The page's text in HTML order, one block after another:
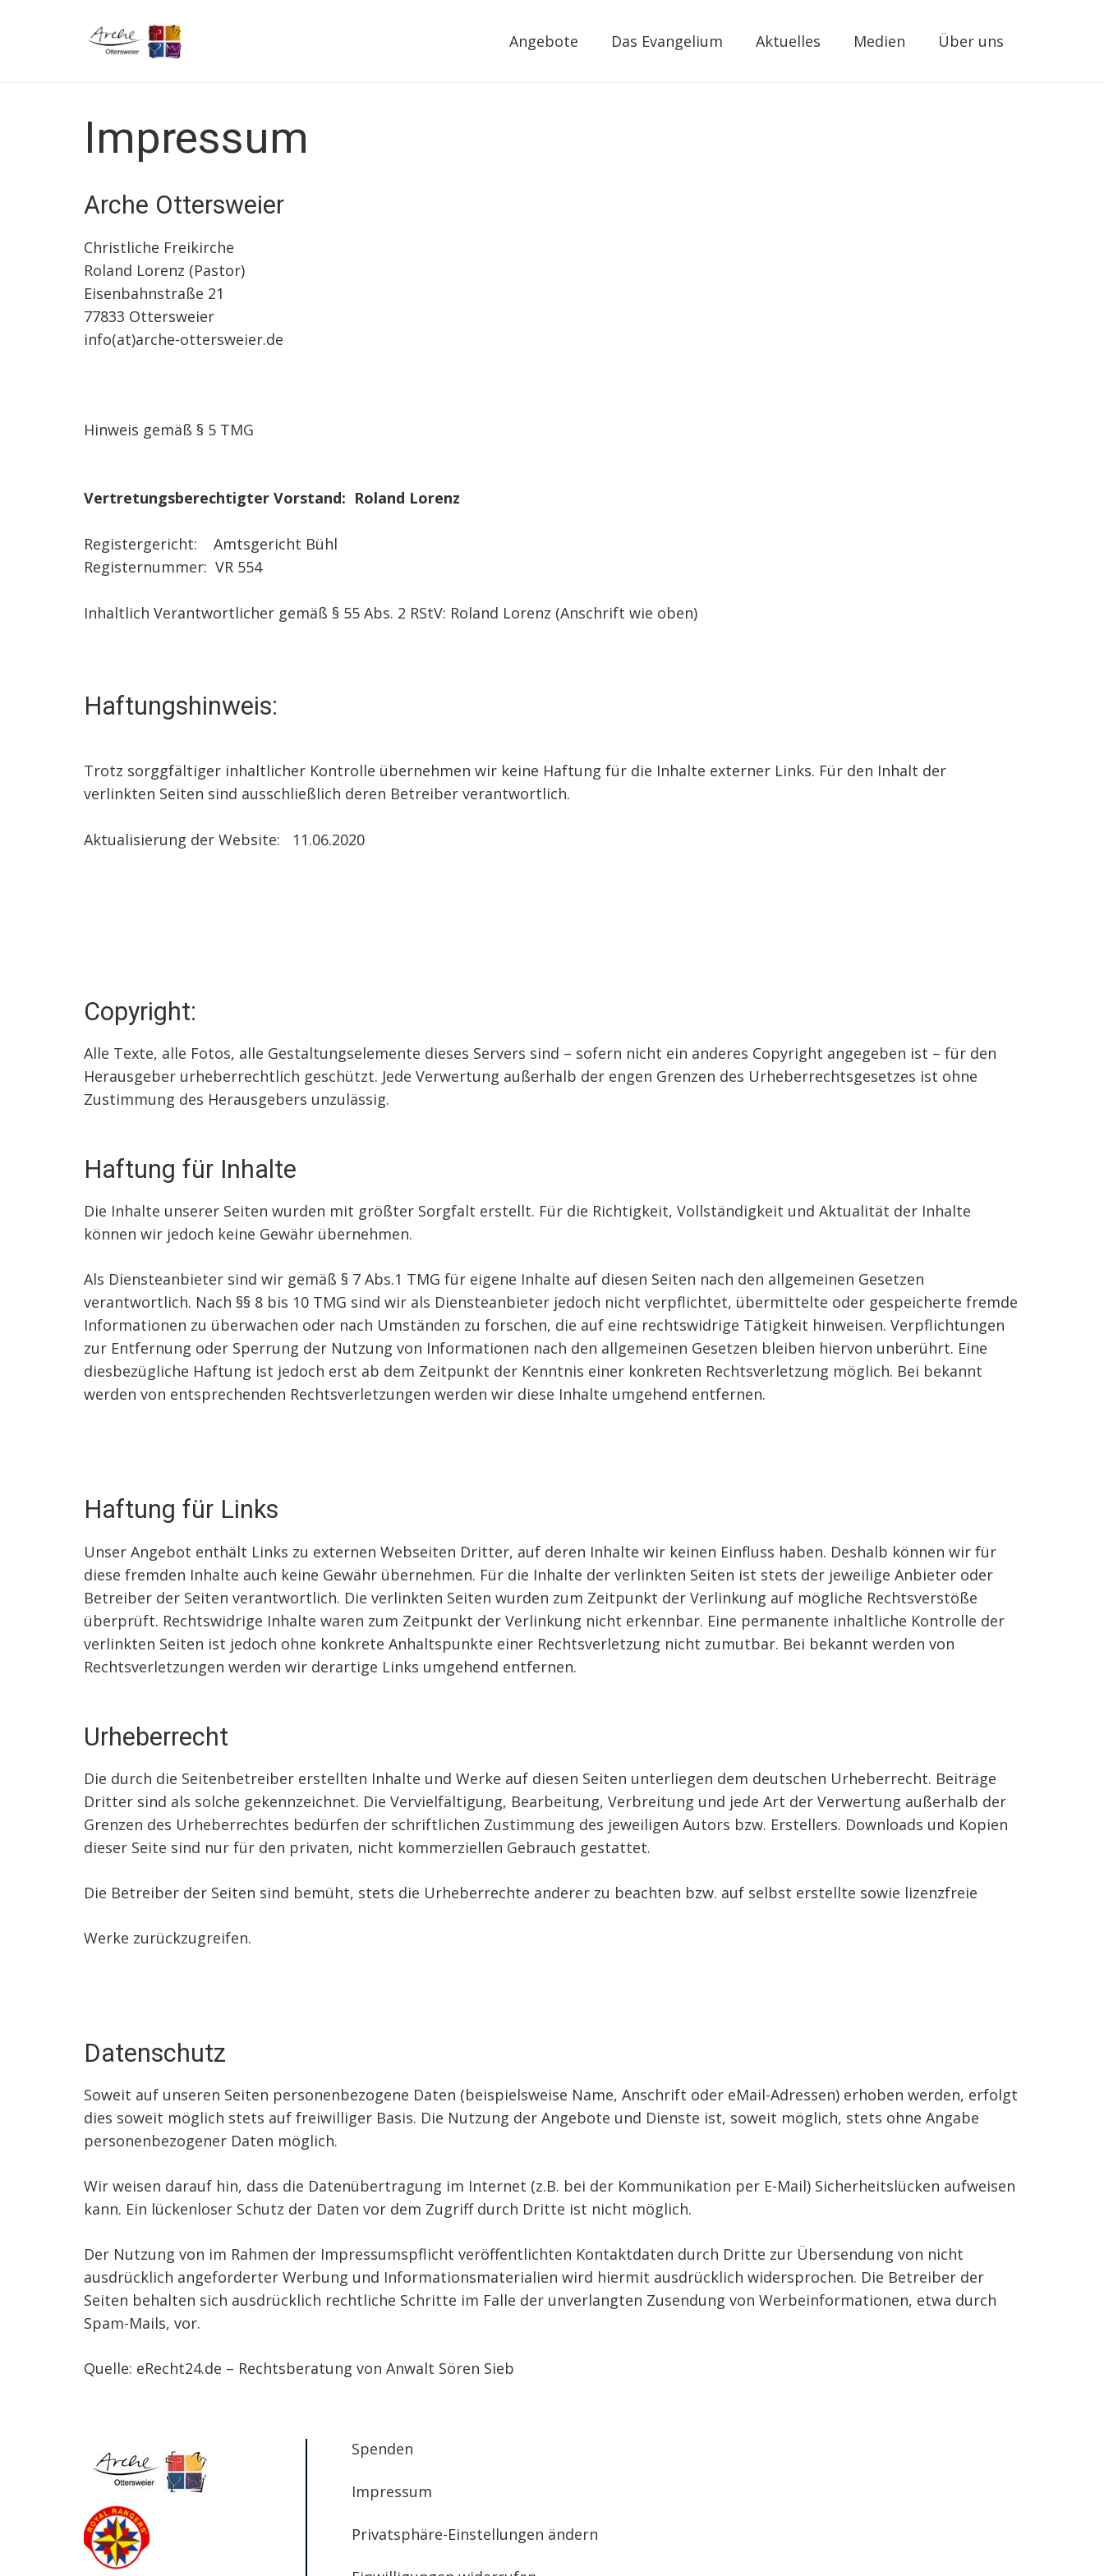
Angebote Das Evangelium Aktuelles Medien Über uns
Impressum
Arche Ottersweier
Christliche Freikirche
Roland Lorenz (Pastor)
Eisenbahnstraße 21
77833 Ottersweier
info(at)arche-ottersweier.de
Hinweis gemäß § 5 TMG
Vertretungsberechtigter Vorstand: Roland Lorenz
Registergericht: Amtsgericht Bühl
Registernummer: VR 554
Inhaltlich Verantwortlicher gemäß § 55 Abs. 2 RStV: Roland Lorenz (Anschrift wie oben)
Haftungshinweis:
Trotz sorggfältiger inhaltlicher Kontrolle übernehmen wir keine Haftung für die Inhalte externer Links. Für den Inhalt der
verlinkten Seiten sind ausschließlich deren Betreiber verantwortlich.
Aktualisierung der Website: 11.06.2020
Copyright:
Alle Texte, alle Fotos, alle Gestaltungselemente dieses Servers sind – sofern nicht ein anderes Copyright angegeben ist – für den
Herausgeber urheberrechtlich geschützt. Jede Verwertung außerhalb der engen Grenzen des Urheberrechtsgesetzes ist ohne
Zustimmung des Herausgebers unzulässig.
Haftung für Inhalte
Die Inhalte unserer Seiten wurden mit größter Sorgfalt erstellt. Für die Richtigkeit, Vollständigkeit und Aktualität der Inhalte
können wir jedoch keine Gewähr übernehmen.
Als Diensteanbieter sind wir gemäß § 7 Abs.1 TMG für eigene Inhalte auf diesen Seiten nach den allgemeinen Gesetzen
verantwortlich. Nach §§ 8 bis 10 TMG sind wir als Diensteanbieter jedoch nicht verpflichtet, übermittelte oder gespeicherte fremde
Informationen zu überwachen oder nach Umständen zu forschen, die auf eine rechtswidrige Tätigkeit hinweisen. Verpflichtungen
zur Entfernung oder Sperrung der Nutzung von Informationen nach den allgemeinen Gesetzen bleiben hiervon unberührt. Eine
diesbezügliche Haftung ist jedoch erst ab dem Zeitpunkt der Kenntnis einer konkreten Rechtsverletzung möglich. Bei bekannt
werden von entsprechenden Rechtsverletzungen werden wir diese Inhalte umgehend entfernen.
Haftung für Links
Unser Angebot enthält Links zu externen Webseiten Dritter, auf deren Inhalte wir keinen Einfluss haben. Deshalb können wir für
diese fremden Inhalte auch keine Gewähr übernehmen. Für die Inhalte der verlinkten Seiten ist stets der jeweilige Anbieter oder
Betreiber der Seiten verantwortlich. Die verlinkten Seiten wurden zum Zeitpunkt der Verlinkung auf mögliche Rechtsverstöße
überprüft. Rechtswidrige Inhalte waren zum Zeitpunkt der Verlinkung nicht erkennbar. Eine permanente inhaltliche Kontrolle der
verlinkten Seiten ist jedoch ohne konkrete Anhaltspunkte einer Rechtsverletzung nicht zumutbar. Bei bekannt werden von
Rechtsverletzungen werden wir derartige Links umgehend entfernen.
Urheberrecht
Die durch die Seitenbetreiber erstellten Inhalte und Werke auf diesen Seiten unterliegen dem deutschen Urheberrecht. Beiträge
Dritter sind als solche gekennzeichnet. Die Vervielfältigung, Bearbeitung, Verbreitung und jede Art der Verwertung außerhalb der
Grenzen des Urheberrechtes bedürfen der schriftlichen Zustimmung des jeweiligen Autors bzw. Erstellers. Downloads und Kopien
dieser Seite sind nur für den privaten, nicht kommerziellen Gebrauch gestattet.
Die Betreiber der Seiten sind bemüht, stets die Urheberrechte anderer zu beachten bzw. auf selbst erstellte sowie lizenzfreie
Werke zurückzugreifen.
Datenschutz
Soweit auf unseren Seiten personenbezogene Daten (beispielsweise Name, Anschrift oder eMail-Adressen) erhoben werden, erfolgt
dies soweit möglich stets auf freiwilliger Basis. Die Nutzung der Angebote und Dienste ist, soweit möglich, stets ohne Angabe
personenbezogener Daten möglich.
Wir weisen darauf hin, dass die Datenübertragung im Internet (z.B. bei der Kommunikation per E-Mail) Sicherheitslücken aufweisen
kann. Ein lückenloser Schutz der Daten vor dem Zugriff durch Dritte ist nicht möglich.
Der Nutzung von im Rahmen der Impressumspflicht veröffentlichten Kontaktdaten durch Dritte zur Übersendung von nicht
ausdrücklich angeforderter Werbung und Informationsmaterialien wird hiermit ausdrücklich widersprochen. Die Betreiber der
Seiten behalten sich ausdrücklich rechtliche Schritte im Falle der unverlangten Zusendung von Werbeinformationen, etwa durch
Spam-Mails, vor.
Quelle: eRecht24.de – Rechtsberatung von Anwalt Sören Sieb
Spenden
Impressum
Privatsphäre-Einstellungen ändern